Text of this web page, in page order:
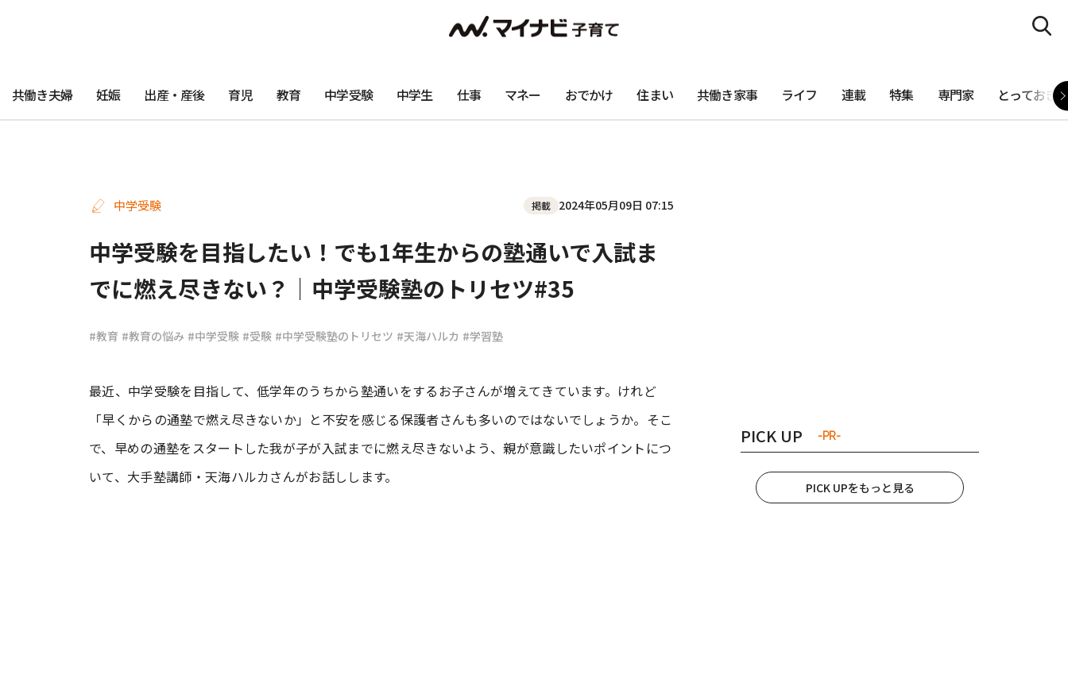
#渡邊大地の令和的ワーパパ道 #ベビーニュース
共働き夫婦 妊娠 出産・産後 育児 教育 中学受験 中学生 仕事 マネー おでかけ 住まい 共働き家事 ライフ 連載 特集 専門家 とっておき
中学受験 掲載 2024年05月09日 07:15
中学受験を目指したい！でも1年生からの塾通いで入試ま
でに燃え尽きない？│中学受験塾のトリセツ#35
#教育 #教育の悩み #中学受験 #受験 #中学受験塾のトリセツ #天海ハルカ #学習塾
最近、中学受験を目指して、低学年のうちから塾通いをするお子さんが増えてきています。けれど
「早くからの通塾で燃え尽きないか」と不安を感じる保護者さんも多いのではないでしょうか。そこ
で、早めの通塾をスタートした我が子が入試までに燃え尽きないよう、親が意識したいポイントにつ
いて、大手塾講師・天海ハルカさんがお話しします。
PICK UP -PR-
PICK UPをもっと見る